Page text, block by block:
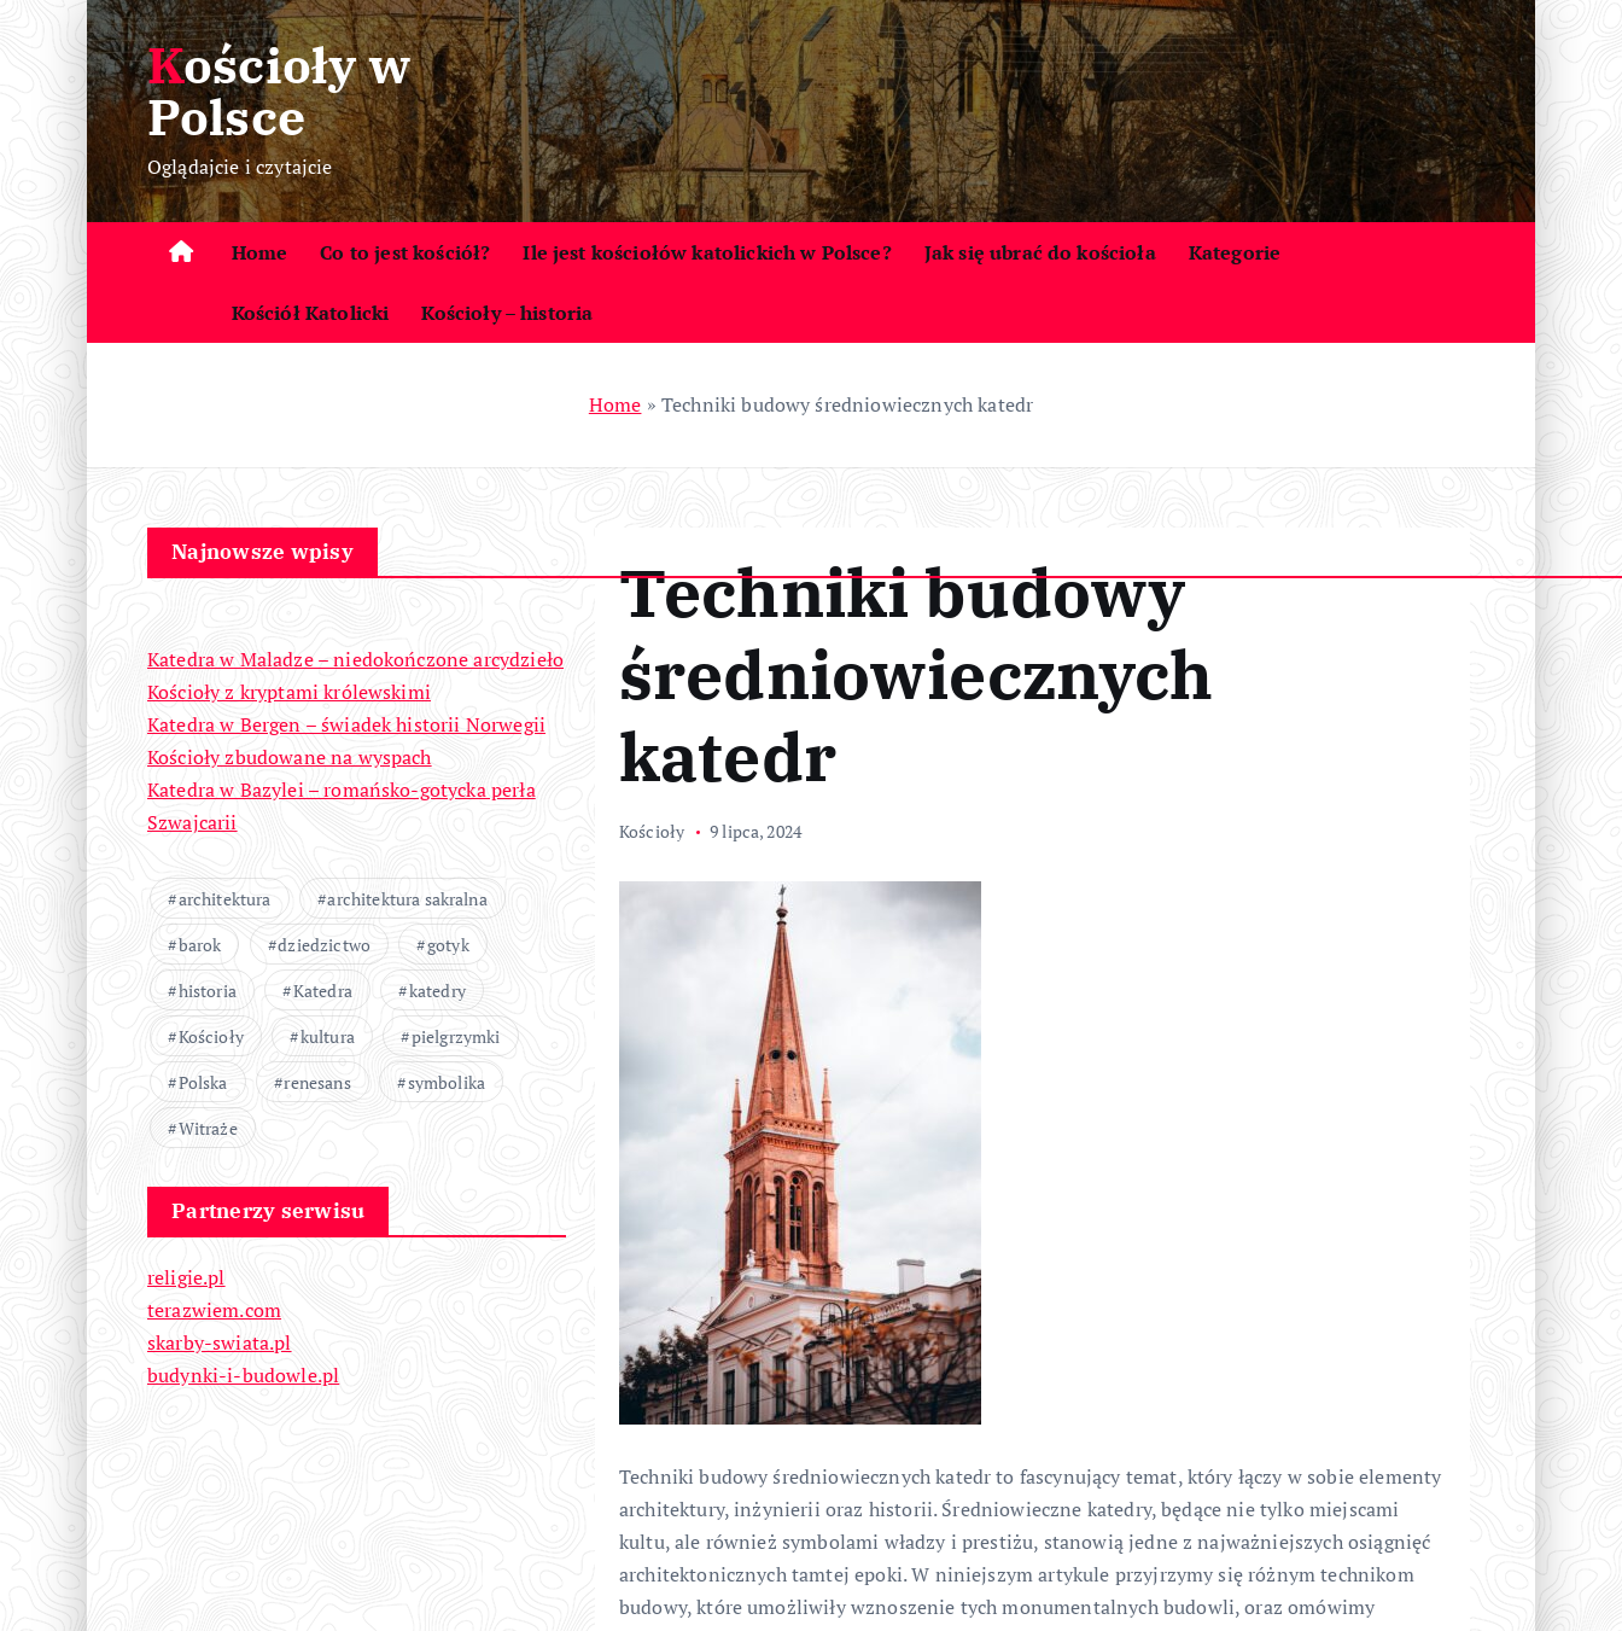
S
k
i
p
t
c
e
Kościoły w
Polsce
Oglądajcie i czytajcie
Home Co to jest kościół? Ile jest kościołów katolickich w Polsce? Jak się ubrać do kościoła Kategorie
Kościół Katolicki Kościoły – historia
Home » Techniki budowy średniowiecznych katedr
Najnowsze wpisy
Katedra w Maladze – niedokończone arcydzieło
Kościoły z kryptami królewskimi
Katedra w Bergen – świadek historii Norwegii
Kościoły zbudowane na wyspach
Katedra w Bazylei – romańsko-gotycka perła
Szwajcarii
architektura
architektura sakralna
barok
dziedzictwo
gotyk
historia
Katedra
katedry
Kościoły
kultura
pielgrzymki
Polska
renesans
symbolika
Witraże
Partnerzy serwisu
religie.pl
terazwiem.com
skarby-swiata.pl
budynki-i-budowle.pl
Techniki budowy
średniowiecznych
katedr
Kościoły 9 lipca, 2024
Techniki budowy średniowiecznych katedr to fascynujący temat, który łączy w sobie elementy
architektury, inżynierii oraz historii. Średniowieczne katedry, będące nie tylko miejscami
kultu, ale również symbolami władzy i prestiżu, stanowią jedne z najważniejszych osiągnięć
architektonicznych tamtej epoki. W niniejszym artykule przyjrzymy się różnym technikom
budowy, które umożliwiły wznoszenie tych monumentalnych budowli, oraz omówimy